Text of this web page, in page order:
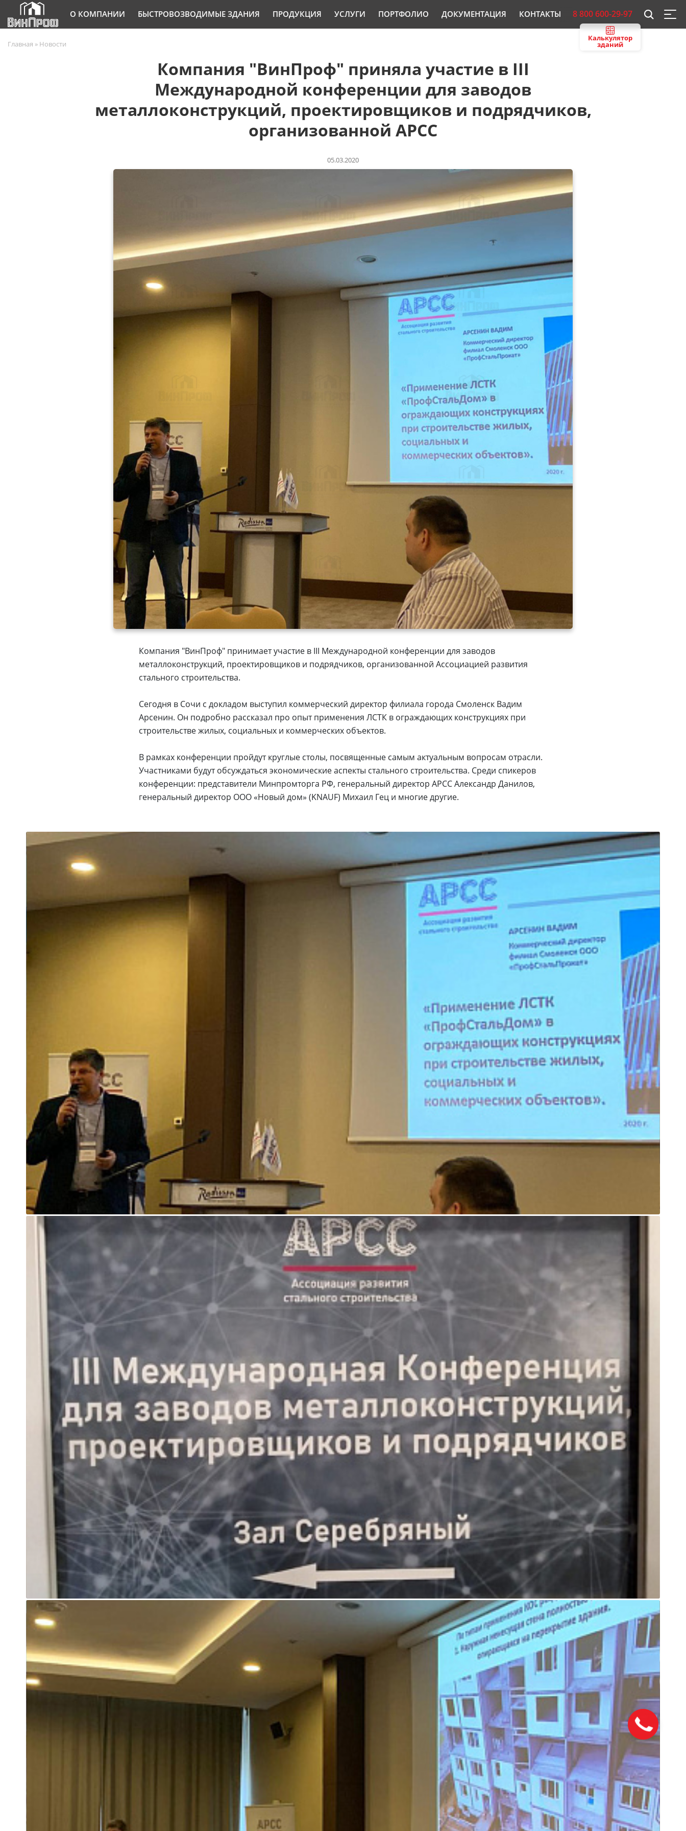
О КОМПАНИИ БЫСТРОВОЗВОДИМЫЕ ЗДАНИЯ ПРОДУКЦИЯ УСЛУГИ ПОРТФОЛИО ДОКУМЕНТАЦИЯ КОНТАКТЫ 8 800 600-29-97
Калькулятор
зданий
Главная » Новости
Компания "ВинПроф" приняла участие в III
Международной конференции для заводов
металлоконструкций, проектировщиков и подрядчиков,
организованной АРСС
05.03.2020
Компания "ВинПроф" принимает участие в III Международной конференции для заводов
металлоконструкций, проектировщиков и подрядчиков, организованной Ассоциацией развития
стального строительства.
Сегодня в Сочи с докладом выступил коммерческий директор филиала города Смоленск Вадим
Арсенин. Он подробно рассказал про опыт применения ЛСТК в ограждающих конструкциях при
строительстве жилых, социальных и коммерческих объектов.
В рамках конференции пройдут круглые столы, посвященные самым актуальным вопросам отрасли.
Участниками будут обсуждаться экономические аспекты стального строительства. Среди спикеров
конференции: представители Минпромторга РФ, генеральный директор АРСС Александр Данилов,
генеральный директор ООО «Новый дом» (KNAUF) Михаил Гец и многие другие.
Закажите
звонок